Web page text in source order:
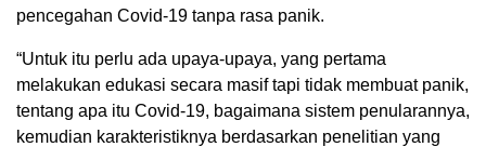
pencegahan Covid-19 tanpa rasa panik.
“Untuk itu perlu ada upaya-upaya, yang pertama
melakukan edukasi secara masif tapi tidak membuat panik,
tentang apa itu Covid-19, bagaimana sistem penularannya,
kemudian karakteristiknya berdasarkan penelitian yang